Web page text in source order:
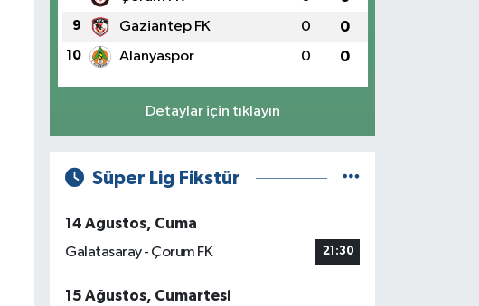
9 Gaziantep FK 0 0
10 Alanyaspor 0 0
Detaylar için tıklayın
Süper Lig Fikstür
14 Ağustos, Cuma
Galatasaray - Çorum FK
21:30
15 Ağustos, Cumartesi